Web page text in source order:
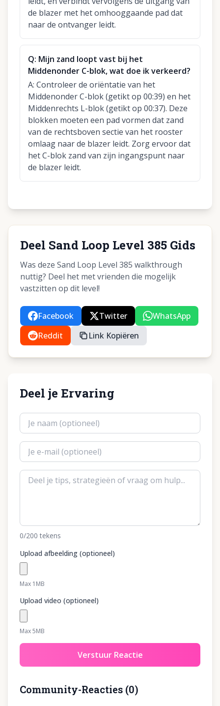
de blazer met het omhooggaande pad dat
naar de ontvanger leidt.
Q: Mijn zand loopt vast bij het
Middenonder C-blok, wat doe ik verkeerd?
A: Controleer de oriëntatie van het
Middenonder C-blok (getikt op 00:39) en het
Middenrechts L-blok (getikt op 00:37). Deze
blokken moeten een pad vormen dat zand
van de rechtsboven sectie van het rooster
omlaag naar de blazer leidt. Zorg ervoor dat
het C-blok zand van zijn ingangspunt naar
de blazer leidt.
Deel Sand Loop Level 385 Gids
Was deze Sand Loop Level 385 walkthrough
nuttig? Deel het met vrienden die mogelijk
vastzitten op dit level!
Facebook Twitter
WhatsApp
Reddit
Link Kopiëren
Deel je Ervaring
0/200 tekens
Upload afbeelding (optioneel)
Max 1MB
Upload video (optioneel)
Max 5MB
Verstuur Reactie
Community-Reacties (0)